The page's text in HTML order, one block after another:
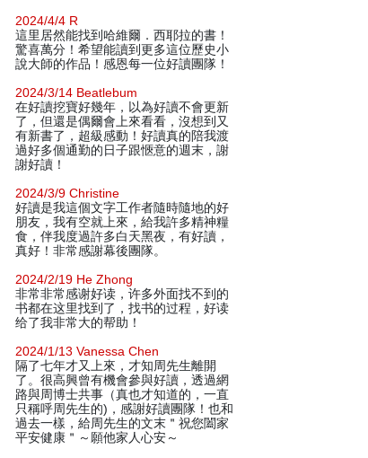
2024/4/4 R
這里居然能找到哈維爾．西耶拉的書！
驚喜萬分！希望能讀到更多這位歷史小
說大師的作品！感恩每一位好讀團隊！
2024/3/14 Beatlebum
在好讀挖寶好幾年，以為好讀不會更新
了，但還是偶爾會上來看看，沒想到又
有新書了，超級感動！好讀真的陪我渡
過好多個通勤的日子跟愜意的週末，謝
謝好讀！
2024/3/9 Christine
好讀是我這個文字工作者隨時隨地的好
朋友，我有空就上來，給我許多精神糧
食，伴我度過許多白天黑夜，有好讀，
真好！非常感謝幕後團隊。
2024/2/19 He Zhong
非常非常感谢好读，许多外面找不到的
书都在这里找到了，找书的过程，好读
给了我非常大的帮助！
2024/1/13 Vanessa Chen
隔了七年才又上來，才知周先生離開
了。很高興曾有機會參與好讀，透過網
路與周博士共事（真也才知道的，一直
只稱呼周先生的)，感謝好讀團隊！也和
過去一樣，給周先生的文末＂祝您闔家
平安健康＂～願他家人心安～